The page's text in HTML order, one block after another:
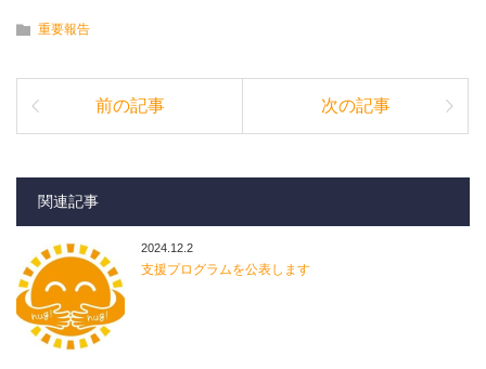
重要報告
前の記事 次の記事
関連記事
2024.12.2
支援プログラムを公表します